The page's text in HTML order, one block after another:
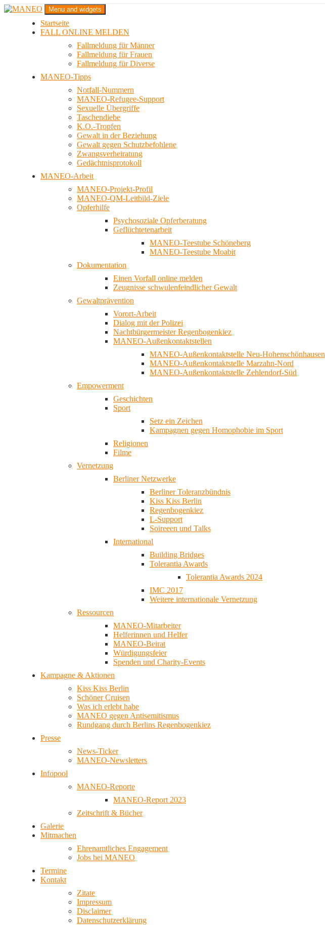
Zum
MANEO
Das schwule Anti-Gewalt-Projekt in Berlin
Menu and widgets
Startseite
FALL ONLINE MELDEN
Fallmeldung für Männer
Fallmeldung für Frauen
Fallmeldung für Diverse
MANEO-Tipps
Notfall-Nummern
MANEO-Refugee-Support
Sexuelle Übergriffe
Taschendiebe
K.O.-Tropfen
Gewalt in der Beziehung
Gewalt gegen Schutzbefohlene
Zwangsverheiratung
Gedächtnisprotokoll
MANEO-Arbeit
MANEO-Projekt-Profil
MANEO-QM-Leitbild-Ziele
Opferhilfe
Psychosoziale Opferberatung
Geflüchtetenarbeit
MANEO-Teestube Schöneberg
MANEO-Teestube Moabit
Dokumentation
Einen Vorfall online melden
Zeugnisse schwulenfeindlicher Gewalt
Gewaltprävention
Vorort-Arbeit
Dialog mit der Polizei
Nachtbürgermeister Regenbogenkiez
MANEO-Außenkontaktstellen
MANEO-Außenkontaktstelle Neu-Hohenschönhausen
MANEO-Außenkontaktstelle Marzahn-Nord
MANEO-Außenkontaktstelle Zehlendorf-Süd
Empowerment
Geschichten
Sport
Setz ein Zeichen
Kampagnen gegen Homophobie im Sport
Religionen
Filme
Vernetzung
Berliner Netzwerke
Berliner Toleranzbündnis
Kiss Kiss Berlin
Regenbogenkiez
L-Support
Soireeen und Talks
International
Building Bridges
Tolerantia Awards
Tolerantia Awards 2024
IMC 2017
Weitere internationale Vernetzung
Ressourcen
MANEO-Mitarbeiter
Helferinnen und Helfer
MANEO-Beirat
Würdigungsfeier
Spenden und Charity-Events
Kampagne & Aktionen
Kiss Kiss Berlin
Schöner Cruisen
Was ich erlebt habe
MANEO gegen Antisemitismus
Rundgang durch Berlins Regenbogenkiez
Presse
News-Ticker
MANEO-Newsletters
Infopool
MANEO-Reporte
MANEO-Report 2023
Zeitschrift & Bücher
Galerie
Mitmachen
Ehrenamtliches Engagement
Jobs bei MANEO
Termine
Kontakt
Zitate
Impressum
Disclaimer
Datenschutzerklärung